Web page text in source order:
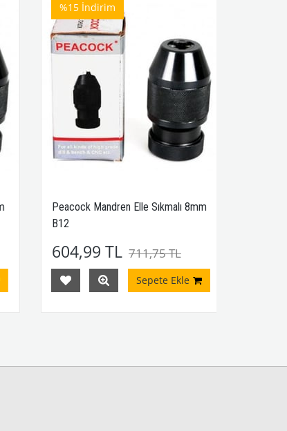
Peacock Mandren Elle Sıkmalı 8mm
B12
604,99 TL 711,75 TL
Sepete Ekle
%15 İndirim